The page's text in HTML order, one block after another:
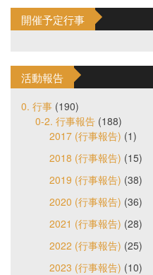
開催予定行事
活動報告
0. 行事 (190)
0-2. 行事報告 (188)
2017 (行事報告) (1)
2018 (行事報告) (15)
2019 (行事報告) (38)
2020 (行事報告) (36)
2021 (行事報告) (28)
2022 (行事報告) (25)
2023 (行事報告) (10)